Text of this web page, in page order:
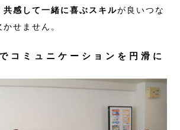
共感して一緒に喜ぶスキルが良いつな
せません。
コミュニケーションを円滑に